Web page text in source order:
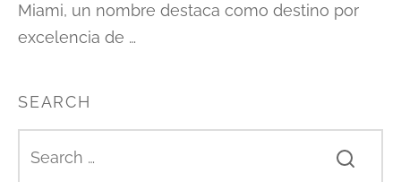
Miami, un nombre destaca como destino por
excelencia de …
SEARCH